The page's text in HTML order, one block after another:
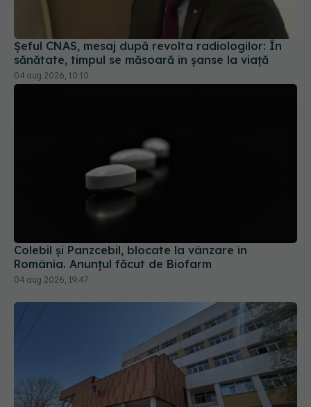
Șeful CNAS, mesaj după revolta radiologilor: În
sănătate, timpul se măsoară în șanse la viață
04 aug 2026, 10:10
Colebil și Panzcebil, blocate la vânzare în
04 aug 2026, 19:47